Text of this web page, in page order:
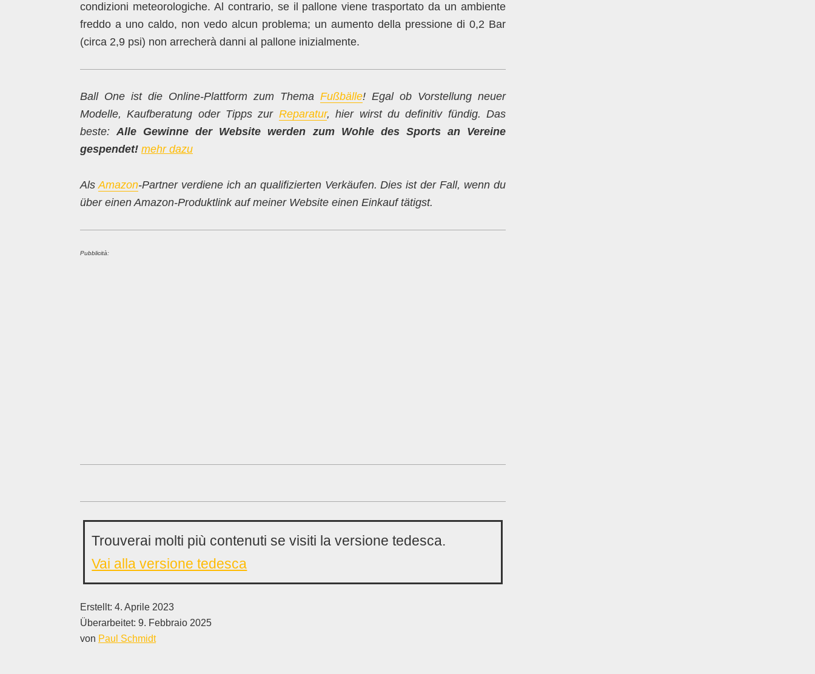
condizioni meteorologiche. Al contrario, se il pallone viene trasportato da un ambiente
freddo a uno caldo, non vedo alcun problema; un aumento della pressione di 0,2 Bar
(circa 2,9 psi) non arrecherà danni al pallone inizialmente.
Ball One ist die Online-Plattform zum Thema Fußbälle! Egal ob Vorstellung neuer
Modelle, Kaufberatung oder Tipps zur Reparatur, hier wirst du definitiv fündig. Das
beste:Alle Gewinne der Website werden zum Wohle des Sports an Vereine
gespendet! mehr dazu
AlsAmazon-Partner verdiene ich an qualifizierten Verkäufen. Dies ist der Fall, wenn du
über einen Amazon-Produktlink auf meiner Website einen Einkauf tätigst.
Pubblicità:
Trouverai molti più contenuti se visiti la versione tedesca.
Vai alla versione tedesca
Erstellt: 4. Aprile 2023
Überarbeitet: 9. Febbraio 2025
von Paul Schmidt